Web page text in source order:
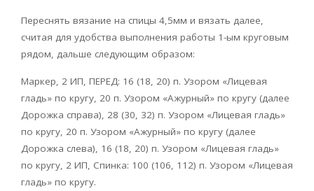
Переснять вязание на спицы 4,5мм и вязать далее,
считая для удобства выполнения работы 1-ым круговым
рядом, дальше следующим образом:
Маркер, 2 ИП, ПЕРЕД: 16 (18, 20) п. Узором «Лицевая
гладь» по кругу, 20 п. Узором «Ажурный» по кругу (далее
Дорожка справа), 28 (30, 32) п. Узором «Лицевая гладь»
по кругу, 20 п. Узором «Ажурный» по кругу (далее
Дорожка слева), 16 (18, 20) п. Узором «Лицевая гладь»
по кругу, 2 ИП, Спинка: 100 (106, 112) п. Узором «Лицевая
гладь» по кругу.